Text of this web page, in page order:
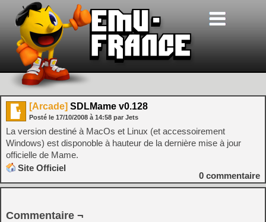
[Arcade] SDLMame v0.128
Posté le 17/10/2008 à 14:58 par Jets
La version destiné à MacOs et Linux (et accessoirement
Windows) est disponoble à hauteur de la dernière mise à jour
officielle de Mame.
Site Officiel
0 commentaire
Commentaire ¬